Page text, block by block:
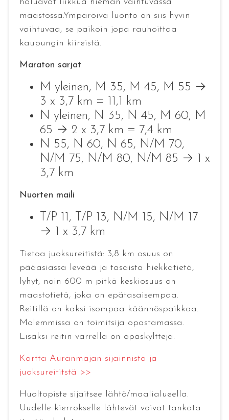
maastossa.Ympäröivä luonto on siis hyvin
vaihtuvaa, se paikoin jopa rauhoittaa
kaupungin kiireistä.
Maraton sarjat
M yleinen, M 35, M 45, M 55 →
3 x 3,7 km = 11,1 km
N yleinen, N 35, N 45, M 60, M
65 → 2 x 3,7 km = 7,4 km
N 55, N 60, N 65, N/M 70,
N/M 75, N/M 80, N/M 85 → 1 x
3,7 km
Nuorten maili
T/P 11, T/P 13, N/M 15, N/M 17
→ 1 x 3,7 km
Tietoa juoksureitistä: 3,8 km osuus on
pääasiassa leveää ja tasaista hiekkatietä,
lyhyt, noin 600 m pitkä keskiosuus on
maastotietä, joka on epätasaisempaa.
Reitillä on kaksi isompaa käännöspaikkaa.
Molemmissa on toimitsija opastamassa.
Lisäksi reitin varrella on opaskylttejä.
Kartta Auranmajan sijainnista ja
juoksureititstä >>
Huoltopiste sijaitsee lähtö/maalialueella.
Uudelle kierrokselle lähtevät voivat tankata